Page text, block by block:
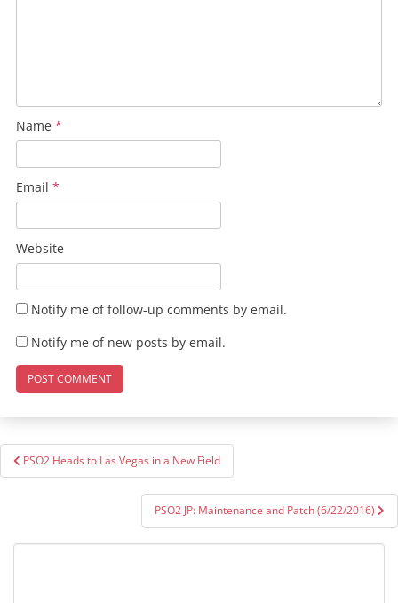
Name *
Email *
Website
Notify me of follow-up comments by email.
Notify me of new posts by email.
Post
navigation
PSO2 Heads to Las Vegas in a New Field
PSO2 JP: Maintenance and Patch (6/22/2016)